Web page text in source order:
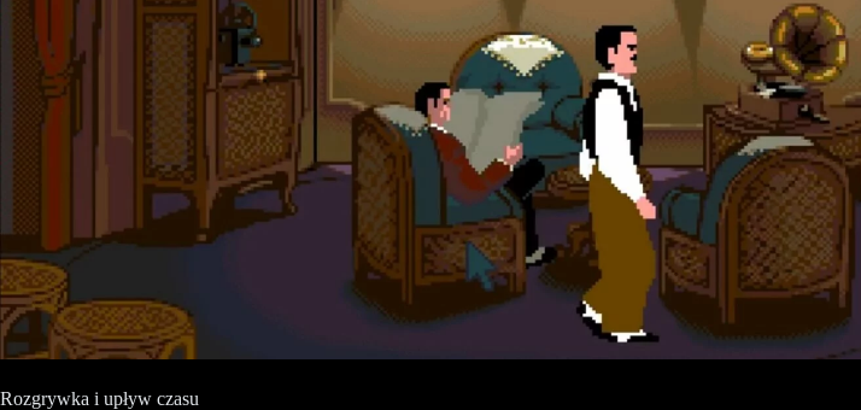
Rozgrywka i upływ czasu